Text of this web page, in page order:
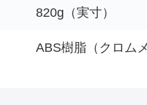
820g（実寸）
ABS樹脂（クロム